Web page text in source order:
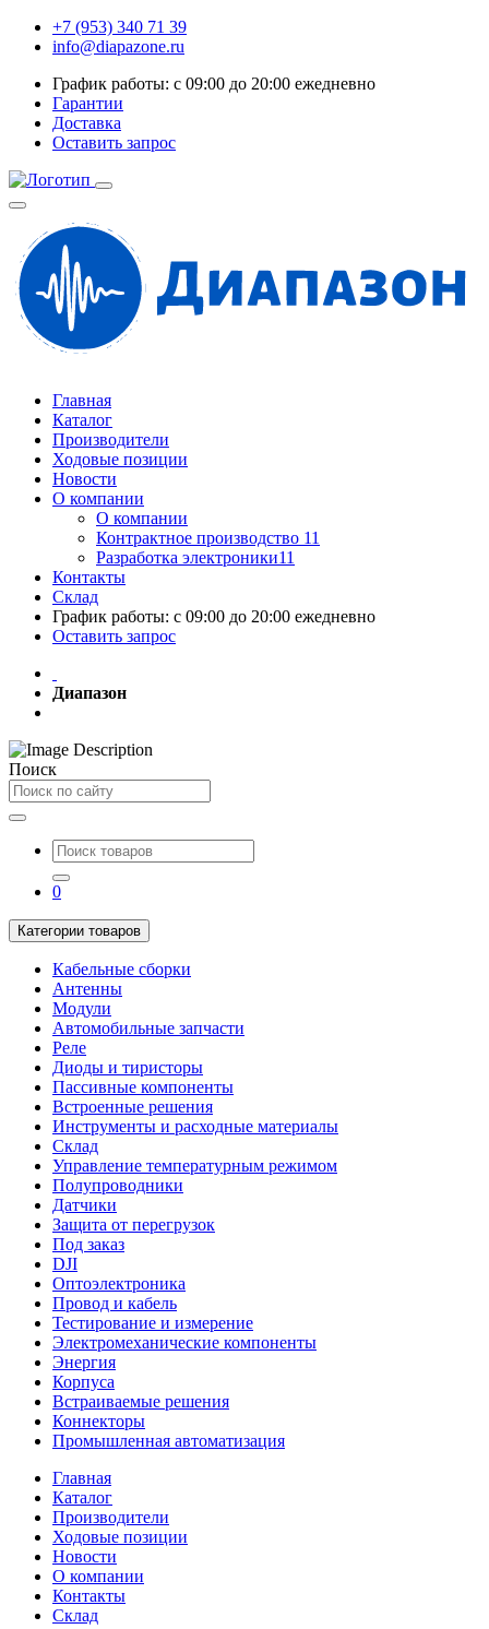
+7 (953) 340 71 39
info@diapazone.ru
График работы: с 09:00 до 20:00 ежедневно
Гарантии
Доставка
Оставить запрос
Главная
Каталог
Производители
Ходовые позиции
Новости
О компании
О компании
Контрактное производство 11
Разработка электроники11
Контакты
Склад
График работы: с 09:00 до 20:00 ежедневно
Оставить запрос
Диапазон
Поиск
0
Категории товаров
Кабельные сборки
Антенны
Модули
Автомобильные запчасти
Реле
Диоды и тиристоры
Пассивные компоненты
Встроенные решения
Инструменты и расходные материалы
Склад
Управление температурным режимом
Полупроводники
Датчики
Защита от перегрузок
Под заказ
DJI
Оптоэлектроника
Провод и кабель
Тестирование и измерение
Электромеханические компоненты
Энергия
Корпуса
Встраиваемые решения
Коннекторы
Промышленная автоматизация
Главная
Каталог
Производители
Ходовые позиции
Новости
О компании
Контакты
Склад